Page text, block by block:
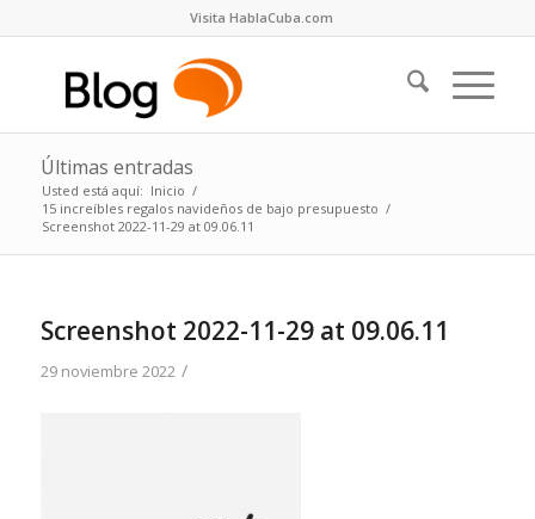
Visita HablaCuba.com
Últimas entradas
Usted está aquí: Inicio /
15 increíbles regalos navideños de bajo presupuesto /
Screenshot 2022-11-29 at 09.06.11
Screenshot 2022-11-29 at 09.06.11
29 noviembre 2022 /